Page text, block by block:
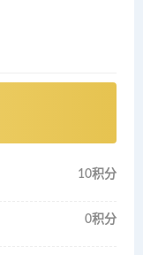
10积分
0积分